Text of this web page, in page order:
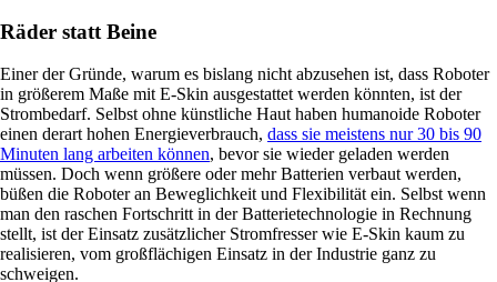
Räder statt Beine
Einer der Gründe, warum es bislang nicht abzusehen ist, dass Roboter
in größerem Maße mit E-Skin ausgestattet werden könnten, ist der
Strombedarf. Selbst ohne künstliche Haut haben humanoide Roboter
einen derart hohen Energieverbrauch, dass sie meistens nur 30 bis 90
Minuten lang arbeiten können, bevor sie wieder geladen werden
müssen. Doch wenn größere oder mehr Batterien verbaut werden,
büßen die Roboter an Beweglichkeit und Flexibilität ein. Selbst wenn
man den raschen Fortschritt in der Batterietechnologie in Rechnung
stellt, ist der Einsatz zusätzlicher Stromfresser wie E-Skin kaum zu
realisieren, vom großflächigen Einsatz in der Industrie ganz zu
schweigen.